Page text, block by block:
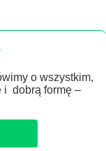
o wszystkim,
i dobrą formę –